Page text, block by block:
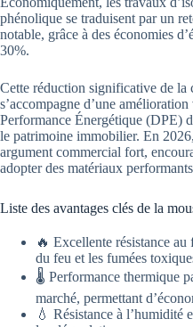
phénolique se traduisent par un
notable, grâce à des économies
30%.
Cette réduction significative de la
s’accompagne d’une
Performance Énergétique (DPE)
le patrimoine immobilier. En
argument commercial fort,
adopter des matériaux
Liste des avantages clés de la
🔥 Excellente résistance
du feu et les fumées
🌡️ Performance thermique
marché, permettant
💧 Résistance à l’humidité